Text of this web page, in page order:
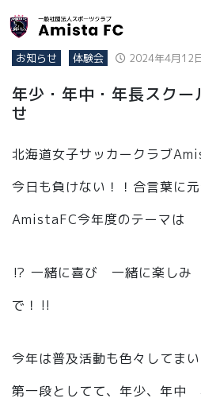
お知らせ 体験会 2024年4月12
年少・年中・年長スクー
せ
北海道女子サッカークラブ
今日も負けない！！合言葉に
AmistaFC今年度のテーマは
⁉️ 一緒に喜び 一緒に楽し
で！‼️
今年は普及活動も色々してまい
第一段としてて、年少、年